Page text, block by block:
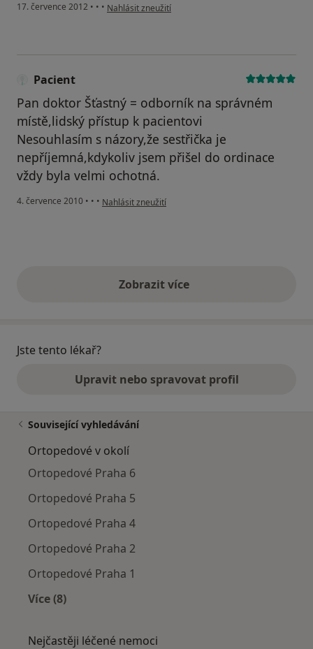
17. července 2012 • • • podle názoru uživatele Váš účet byl odstraněn
Nahlásit zneužití
Pacient
Pan doktor Šťastný = odborník na správném
místě,lidský přístup k pacientovi
Nesouhlasím s názory,že sestřička je
nepříjemná,kdykoliv jsem přišel do ordinace
vždy byla velmi ochotná.
4. července 2010 • • • podle názoru uživatele Pacient
Nahlásit zneužití
Zobrazit vícevýše uvedené názory
Jste tento lékař?
Upravit nebo spravovat profil
Související vyhledávání
Ortopedové v okolí
Ortopedové Praha 6
Ortopedové Praha 5
Ortopedové Praha 4
Ortopedové Praha 2
Ortopedové Praha 1
Více (8)
Nejčastěji léčené nemoci